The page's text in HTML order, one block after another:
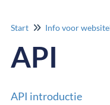
Start Info voor
API
API introductie